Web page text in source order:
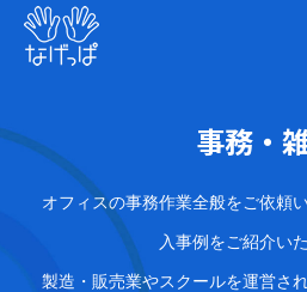
事務・
オフィスの事務作業全般をご依頼
入事例をご紹介い
製造・販売業やスクールを運営さ